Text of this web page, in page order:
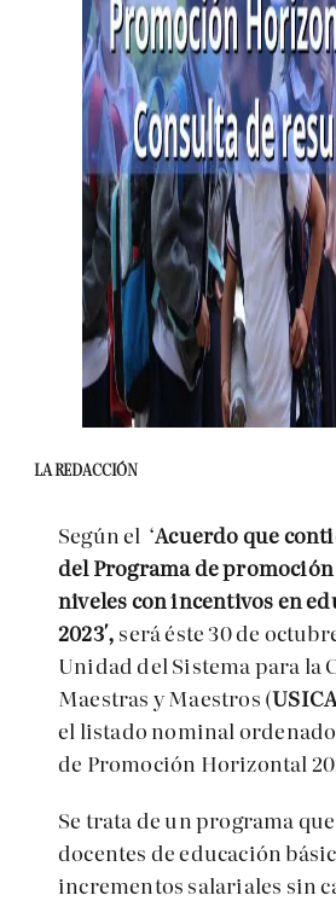
LA REDACCIÓN
Según el ‘Acuerdo que
del Programa de
niveles con incentivos en
2023′,será éste 30 de
Unidad del Sistema para la
Maestras y Maestros (
el listado nominal
de Promoción Horizontal
Se trata de un programa
docentes de educación
incrementos salariales sin